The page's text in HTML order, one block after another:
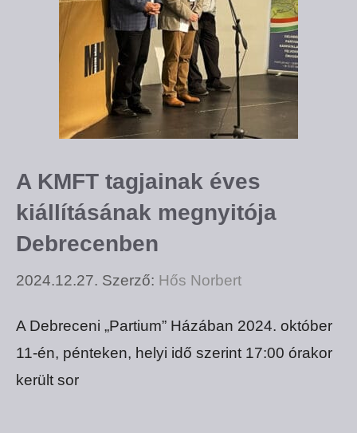
A KMFT tagjainak éves
kiállításának megnyitója
Debrecenben
2024.12.27. Szerző: Hős Norbert
A Debreceni „Partium” Házában 2024. október
11-én, pénteken, helyi idő szerint 17:00 órakor
került sor